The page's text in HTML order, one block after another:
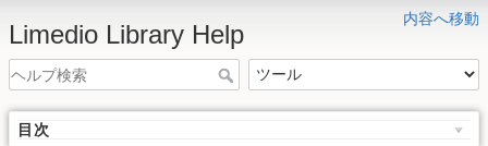
内容へ移動
Limedio Library Help
目次